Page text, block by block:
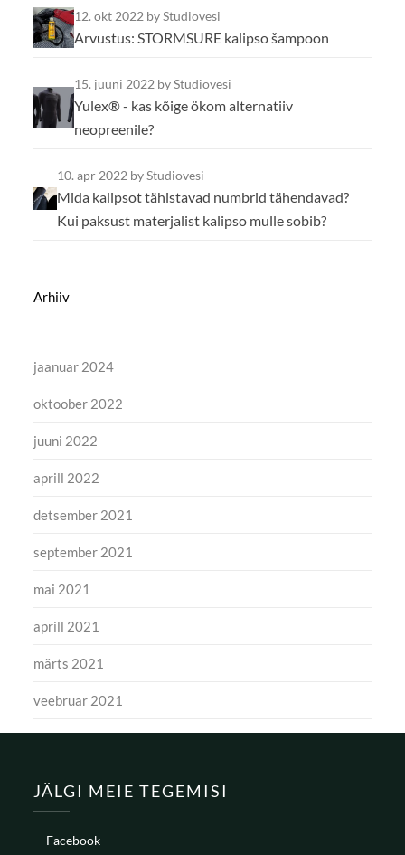
12. okt 2022 by Studiovesi
Arvustus: STORMSURE kalipso šampoon
15. juuni 2022 by Studiovesi
Yulex® - kas kõige ökom alternatiiv
neopreenile?
10. apr 2022 by Studiovesi
Mida kalipsot tähistavad numbrid tähendavad?
Kui paksust materjalist kalipso mulle sobib?
Arhiiv
jaanuar 2024
oktoober 2022
juuni 2022
aprill 2022
detsember 2021
september 2021
mai 2021
aprill 2021
märts 2021
veebruar 2021
JÄLGI MEIE TEGEMISI
Facebook